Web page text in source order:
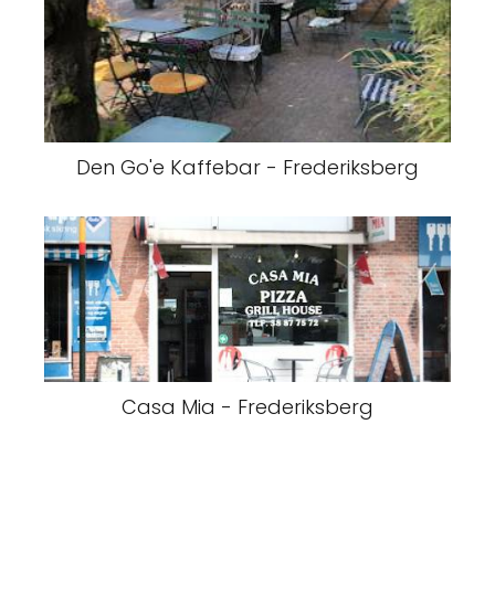
Den Go'e Kaffebar - Frederiksberg
Casa Mia - Frederiksberg